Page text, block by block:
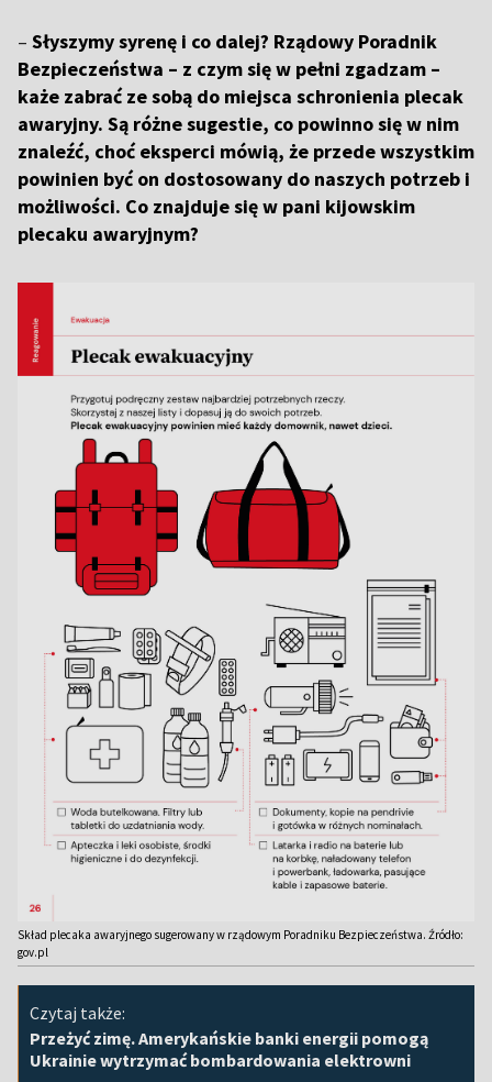
– Słyszymy syrenę i co dalej? Rządowy Poradnik
Bezpieczeństwa – z czym się w pełni zgadzam –
każe zabrać ze sobą do miejsca schronienia plecak
awaryjny. Są różne sugestie, co powinno się w nim
znaleźć, choć eksperci mówią, że przede wszystkim
powinien być on dostosowany do naszych potrzeb i
możliwości. Co znajduje się w pani kijowskim
plecaku awaryjnym?
Skład plecaka awaryjnego sugerowany w rządowym Poradniku Bezpieczeństwa. Źródło:
gov.pl
Czytaj także:
Przeżyć zimę. Amerykańskie banki energii pomogą
Ukrainie wytrzymać bombardowania elektrowni